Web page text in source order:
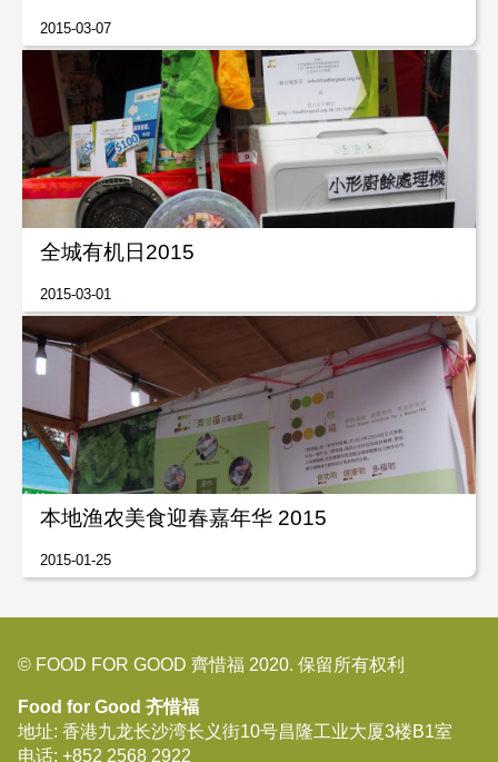
2015-03-07
全城有机日2015
2015-03-01
本地渔农美食迎春嘉年华 2015
2015-01-25
© FOOD FOR GOOD 齊惜福 2020. 保留所有权利
Food for Good 齐惜福
地址: 香港九龙长沙湾长义街10号昌隆工业大厦3楼B1室
电话: +852 2568 2922